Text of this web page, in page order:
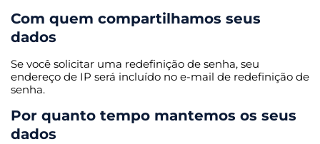
Com quem compartilhamos seus
dados
Se você solicitar uma redefinição de senha, seu
endereço de IP será incluído no e-mail de redefinição de
senha.
Por quanto tempo mantemos os seus
dados